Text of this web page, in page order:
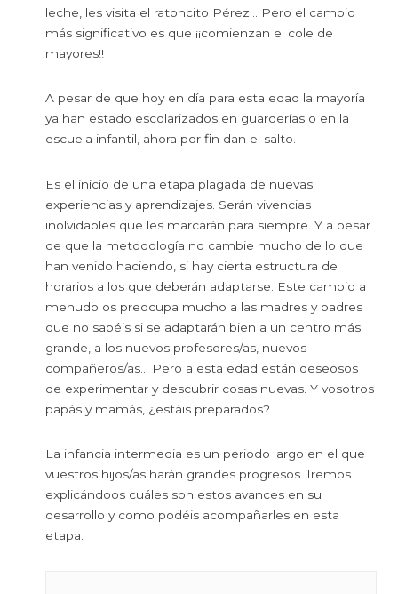
leche, les visita el ratoncito Pérez… Pero el cambio
más significativo es que ¡¡comienzan el cole de
mayores!!
A pesar de que hoy en día para esta edad la mayoría
ya han estado escolarizados en guarderías o en la
escuela infantil, ahora por fin dan el salto.
Es el inicio de una etapa plagada de nuevas
experiencias y aprendizajes. Serán vivencias
inolvidables que les marcarán para siempre. Y a pesar
de que la metodología no cambie mucho de lo que
han venido haciendo, si hay cierta estructura de
horarios a los que deberán adaptarse. Este cambio a
menudo os preocupa mucho a las madres y padres
que no sabéis si se adaptarán bien a un centro más
grande, a los nuevos profesores/as, nuevos
compañeros/as… Pero a esta edad están deseosos
de experimentar y descubrir cosas nuevas. Y vosotros
papás y mamás, ¿estáis preparados?
La infancia intermedia es un periodo largo en el que
vuestros hijos/as harán grandes progresos. Iremos
explicándoos cuáles son estos avances en su
desarrollo y como podéis acompañarles en esta
etapa.